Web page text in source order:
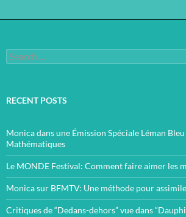
Search
for:
RECENT POSTS
Monica dans une Émission Spéciale Léman
Mathématiques
Le MONDE Festival: Comment faire aimer les
Monica sur BFMTV: Une méthode pour
Critiques de “Dedans-dehors” vue dans